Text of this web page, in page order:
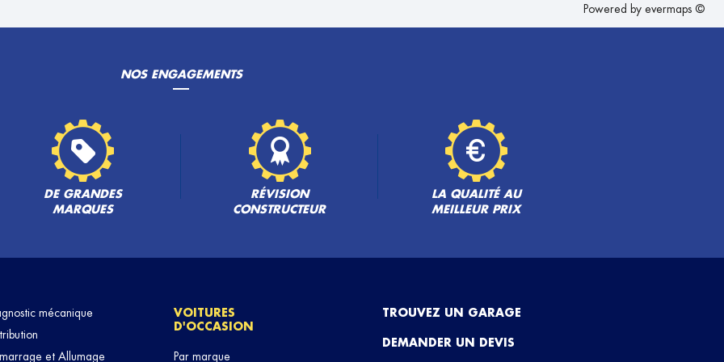
Powered by evermaps ©
NOS ENGAGEMENTS
DE GRANDES
MARQUES
RÉVISION
CONSTRUCTEUR
LA QUALITÉ AU
MEILLEUR PRIX
mécanique
et Allumage
VOITURES
D'OCCASION
Par marque
TROUVEZ UN GARAGE
DEMANDER UN DEVIS